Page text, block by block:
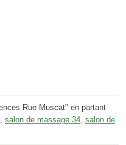
Rue Muscat" en partant
salon de massage 34 salon de